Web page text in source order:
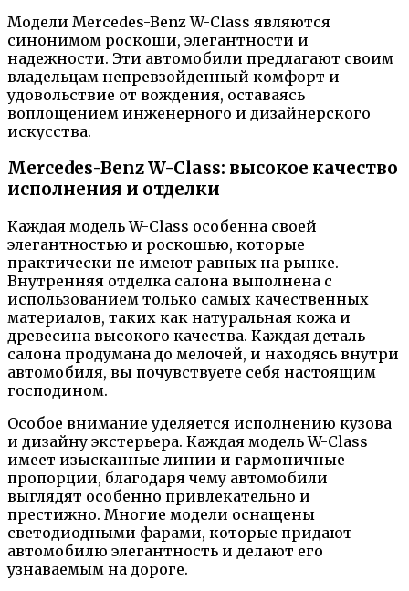
Модели Mercedes-Benz W-Class являются
синонимом роскоши, элегантности и
надежности. Эти автомобили предлагают своим
владельцам непревзойденный комфорт и
удовольствие от вождения, оставаясь
воплощением инженерного и дизайнерского
искусства.
Mercedes-Benz W-Class: высокое качество
исполнения и отделки
Каждая модель W-Class особенна своей
элегантностью и роскошью, которые
практически не имеют равных на рынке.
Внутренняя отделка салона выполнена с
использованием только самых качественных
материалов, таких как натуральная кожа и
древесина высокого качества. Каждая деталь
салона продумана до мелочей, и находясь внутри
автомобиля, вы почувствуете себя настоящим
господином.
Особое внимание уделяется исполнению кузова
и дизайну экстерьера. Каждая модель W-Class
имеет изысканные линии и гармоничные
пропорции, благодаря чему автомобили
выглядят особенно привлекательно и
престижно. Многие модели оснащены
светодиодными фарами, которые придают
автомобилю элегантность и делают его
узнаваемым на дороге.